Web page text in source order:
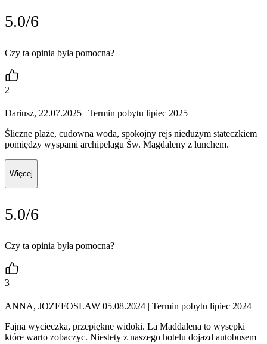
5.0/6
Czy ta opinia była pomocna?
2
Dariusz, 22.07.2025 | Termin pobytu lipiec 2025
Śliczne plaże, cudowna woda, spokojny rejs niedużym stateczkiem
pomiędzy wyspami archipelagu Św. Magdaleny z lunchem.
Więcej
5.0/6
Czy ta opinia była pomocna?
3
ANNA, JOZEFOSLAW 05.08.2024 | Termin pobytu lipiec 2024
Fajna wycieczka, przepiękne widoki. La Maddalena to wysepki
które warto zobaczyc. Niestety z naszego hotelu dojazd autobusem